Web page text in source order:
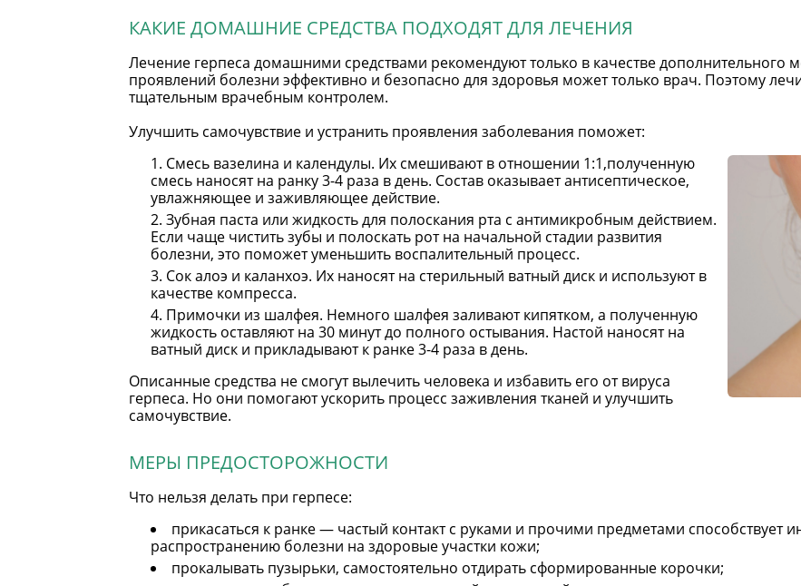
КАКИЕ ДОМАШНИЕ СРЕДСТВА ПОДХОДЯТ ДЛЯ ЛЕЧЕНИЯ
Лечение герпеса домашними средствами рекомендуют только в качестве дополнительного
проявлений болезни эффективно и безопасно для здоровья может только врач. Поэтому
тщательным врачебным контролем.
Улучшить самочувствие и устранить проявления заболевания поможет:
Смесь вазелина и календулы. Их смешивают в отношении 1:1,полученную
смесь наносят на ранку 3-4 раза в день. Состав оказывает антисептическое,
увлажняющее и заживляющее действие.
Зубная паста или жидкость для полоскания рта с антимикробным действием.
Если чаще чистить зубы и полоскать рот на начальной стадии развития
болезни, это поможет уменьшить воспалительный процесс.
Сок алоэ и каланхоэ. Их наносят на стерильный ватный диск и используют в
качестве компресса.
Примочки из шалфея. Немного шалфея заливают кипятком, а полученную
жидкость оставляют на 30 минут до полного остывания. Настой наносят на
ватный диск и прикладывают к ранке 3-4 раза в день.
Описанные средства не смогут вылечить человека и избавить его от вируса
герпеса. Но они помогают ускорить процесс заживления тканей и улучшить
самочувствие.
МЕРЫ ПРЕДОСТОРОЖНОСТИ
Что нельзя делать при герпесе:
прикасаться к ранке — частый контакт с руками и прочими предметами
распространению болезни на здоровые участки кожи;
прокалывать пузырьки, самостоятельно отдирать сформированные корочки;